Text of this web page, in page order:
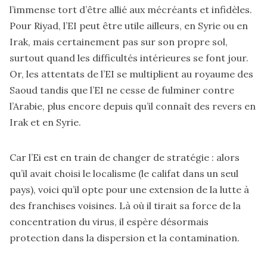
l’immense tort d’être allié aux mécréants et infidèles.
Pour Riyad, l’EI peut être utile ailleurs, en Syrie ou en
Irak, mais certainement pas sur son propre sol,
surtout quand les difficultés intérieures se font jour.
Or, les attentats de l’EI se multiplient au royaume des
Saoud tandis que l’EI ne cesse de fulminer contre
l’Arabie, plus encore depuis qu’il connaît des revers en
Irak et en Syrie.
Car l’Ei est en train de changer de stratégie : alors
qu’il avait choisi le localisme (le califat dans un seul
pays), voici qu’il opte pour une extension de la lutte à
des franchises voisines. Là où il tirait sa force de la
concentration du virus, il espère désormais
protection dans la dispersion et la contamination.